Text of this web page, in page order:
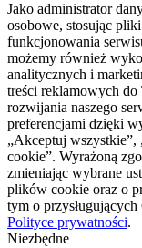
Jako administrator
osobowe, stosując
funkcjonowania
możemy również
analitycznych i
treści reklamowych do
rozwijania naszego
preferencjami dzięki
„Akceptuj
cookie”. Wyrażoną
zmieniając wybrane
plików cookie oraz o
tym o
Polityce prywatności.
Niezbędne